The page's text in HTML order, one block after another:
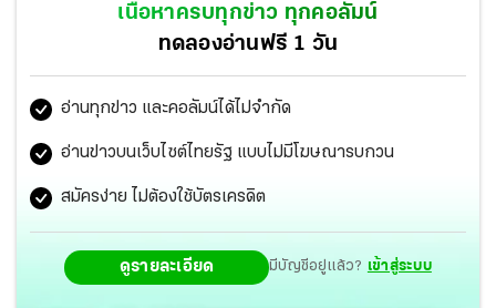
เนื้อหาครบทุกข่าว ทุกคอลัมน์
ทดลองอ่านฟรี 1 วัน
อ่านทุกข่าว และคอลัมน์ได้ไม่จำกัด
อ่านข่าวบนเว็บไซต์ไทยรัฐ แบบไม่มีโฆษณารบกวน
สมัครง่าย ไม่ต้องใช้บัตรเครดิต
ดูรายละเอียด มีบัญชีอยู่แล้ว? เข้าสู่ระบบ